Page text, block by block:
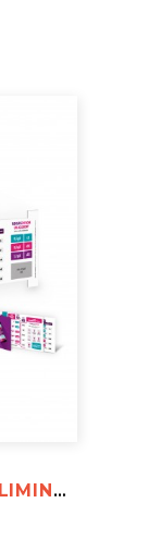
MAXI RÉGLETTE ALCOOL ÉLIMINATION